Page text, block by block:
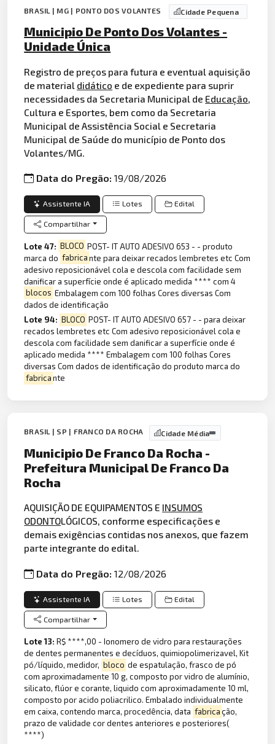
BRASIL | MG | PONTO DOS VOLANTES Cidade Pequena
Municipio De Ponto Dos Volantes -
Unidade Única
Registro de preços para futura e eventual aquisição
de material didático e de expediente para suprir
necessidades da Secretaria Municipal de Educação
Cultura e Esportes, bem como da Secretaria
Municipal de Assistência Social e Secretaria
Municipal de Saúde do município de Ponto dos
Volantes/MG.
Data do Pregão:19/08/2026
Assistente IA Lotes Edital
Compartilhar
Lote 47: BLOCO POST- IT AUTO ADESIVO 653 - - produto
marca do fabricante para deixar recados lembretes etc Com
adesivo reposicionável cola e descola com facilidade sem
danificar a superfície onde é aplicado medida **** com 4
blocos Embalagem com 100 folhas Cores diversas Com
dados de identificação
Lote 94: BLOCO POST- IT AUTO ADESIVO 657 - - para deixar
recados lembretes etc Com adesivo reposicionável cola e
descola com facilidade sem danificar a superfície onde é
aplicado medida **** Embalagem com 100 folhas Cores
diversas Com dados de identificação do produto marca do
fabricante
BRASIL | SP | FRANCO DA ROCHA Cidade Média
Municipio De Franco Da Rocha -
Prefeitura Municipal De Franco Da
Rocha
AQUISIÇÃO DE EQUIPAMENTOS E INSUMOS
ODONTOLÓGICOS, conforme especificações e
demais exigências contidas nos anexos, que fazem
parte integrante do edital.
Data do Pregão:12/08/2026
Assistente IA Lotes Edital
Compartilhar
Lote 13:R$ ****,00 - Ionomero de vidro para restaurações
de dentes permanentes e decíduos, quimiopolimerizavel, Kit
pó/líquido, medidor, bloco de espatulação, frasco de pó
com aproximadamente 10 g, composto por vidro de alumínio,
silicato, flúor e corante, liquido com aproximadamente 10 ml,
composto por acido poliacrilico. Embalado individualmente
em caixa, contendo marca, procedência, data fabricação,
prazo de validade cor dentes anteriores e posteriores(
****)